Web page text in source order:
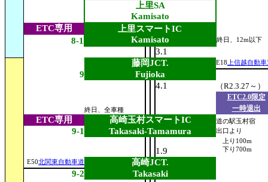
上里SA
Kamisato
ETC専用
上里スマートIC
8-1
Kamisato 終日、12m以下
3.1
藤岡JCT.
E18 上信越自動
9
Fujioka
4.1
（R2.3.27～）
ETC2.0限定
終日、全車種 一時退出
ETC専用 高崎玉村スマートIC 道の駅玉村宿
9-1 Takasaki-Tamamura
出口より
上り100m
1.9
下り700m
E50北関東自動車道
高崎JCT.
9-2
Takasaki